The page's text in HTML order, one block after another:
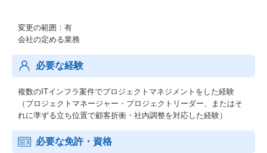
変更の範囲：有
会社の定める業務
必要な経験
複数のITインフラ案件でプロジェクトマネジメントをした経験
（プロジェクトマネージャー・プロジェクトリーダー、またはそ
れに準ずる立ち位置で顧客折衝・社内調整を対応した経験）
必要な免許・資格